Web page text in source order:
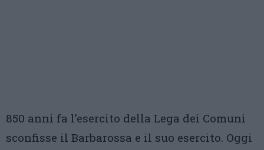
850 anni fa l’esercito della Lega dei Comuni
sconfisse il Barbarossa e il suo esercito. Oggi